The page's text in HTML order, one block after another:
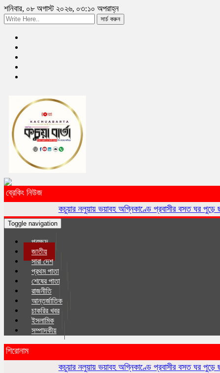
শনিবার, ০৮ অগাস্ট ২০২৬, ০৩:১০ অপরাহ্ন
সার্চ করুন
ব্রেকিং নিউজ
কচুয়ার নলুয়ায় ভয়াবহ অগ্নিকাণ্ডে প্রবাসীর বসত ঘর পুড়ে
Toggle navigation
প্রচ্ছদ
জাতীয়
সারা দেশ
প্রথম পাতা
শেষের পাতা
রাজনীতি
আন্তর্জাতিক
চাকরির খবর
ইসলা‌মিক
সম্পাদকীয়
শিরোনাম
কচুয়ার নলুয়ায় ভয়াবহ অগ্নিকাণ্ডে প্রবাসীর বসত ঘর পুড়ে